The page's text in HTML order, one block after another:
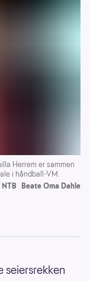
Herrem er sammen
i håndball-VM.
Beate Oma Dahle
seiersrekken